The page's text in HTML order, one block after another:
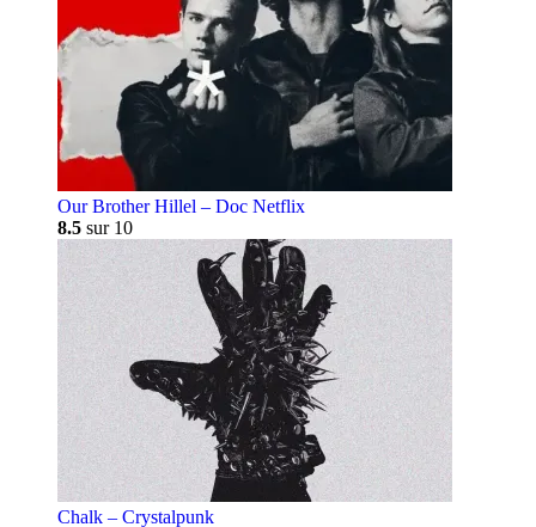
Our Brother Hillel – Doc Netflix
8.5 sur 10
Chalk – Crystalpunk